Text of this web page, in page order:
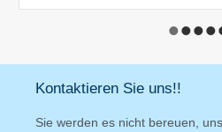
Kontaktieren Sie uns!!
Sie werden es nicht bereuen,